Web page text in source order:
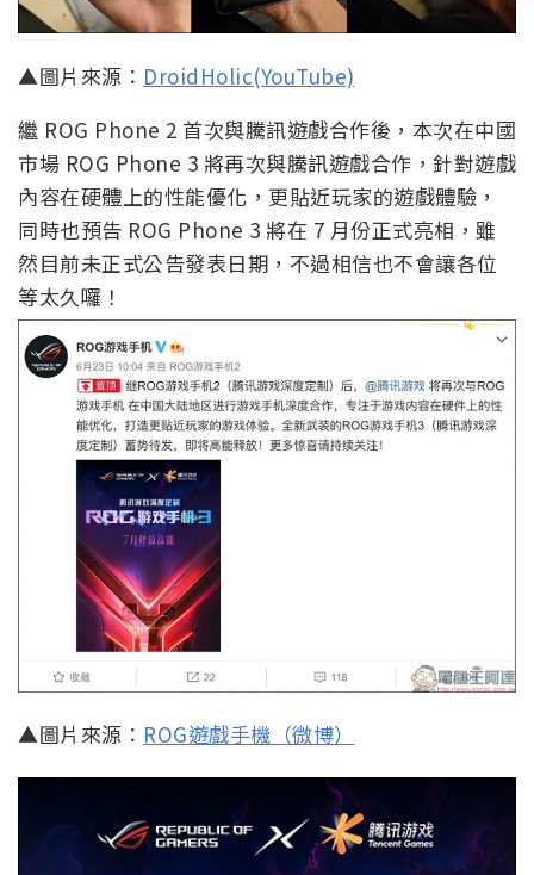
▲圖片來源： DroidHolic(YouTube)
繼 ROG Phone 2 首次與騰訊遊戲合作後，本次在中國
市場 ROG Phone 3 將再次與騰訊遊戲合作，針對遊戲
內容在硬體上的性能優化，更貼近玩家的遊戲體驗，
同時也預告 ROG Phone 3 將在 7 月份正式亮相，雖
然目前未正式公告發表日期，不過相信也不會讓各位
等太久囉！
▲圖片來源： ROG遊戲手機（微博）